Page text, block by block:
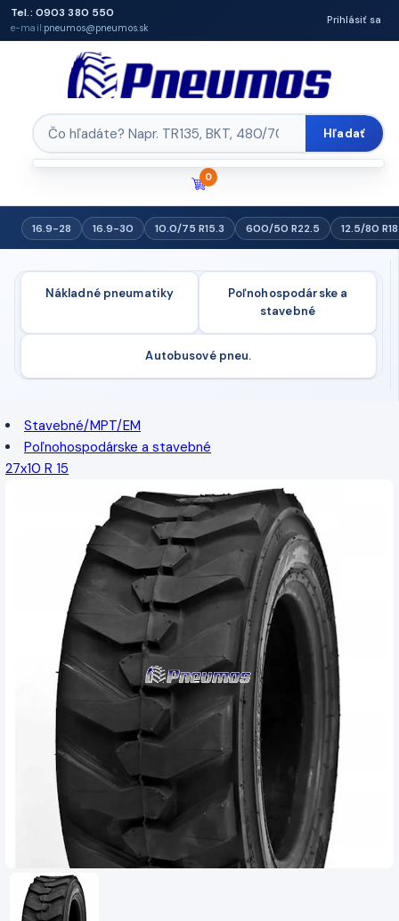
Tel.: 0903 380 550
e-mail:pneumos@pneumos.sk
Prihlásiť sa
Hľadať
0
16.9-28 16.9-30 10.0/75 R15.3 600/50 R22.5 12.5/80 R18
Nákladné pneumatiky
Poľnohospodárske a
stavebné
Autobusové pneu.
Stavebné/MPT/EM
Poľnohospodárske a stavebné
27x10 R 15